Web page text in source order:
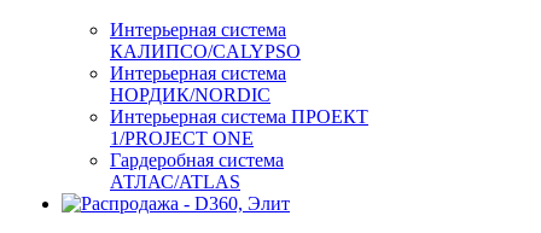
Интерьерная система
КАЛИПСО/CALYPSO
Интерьерная система
НОРДИК/NORDIC
Интерьерная система ПРОЕКТ
1/PROJECT ONE
Гардеробная система
АТЛАС/ATLAS